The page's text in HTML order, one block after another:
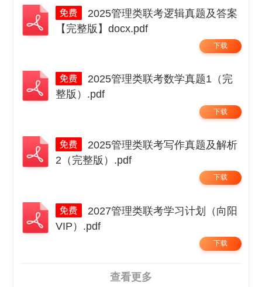
【完整版】docx.pdf
下载
整版）.pdf
下载
2（完整版）.pdf
下载
VIP）.pdf
下载
查看更多